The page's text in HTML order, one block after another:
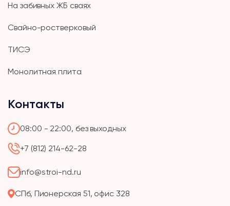
На забивных ЖБ сваях
Свайно-ростверковый
ТИСЭ
Монолитная плита
Контакты
08:00 - 22:00, без выходных
+7 (812) 214-62-28
info@stroi-nd.ru
СПб, Пионерская 51, офис 328